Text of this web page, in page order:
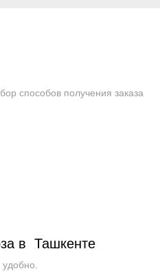
способов получения заказа
в Ташкенте